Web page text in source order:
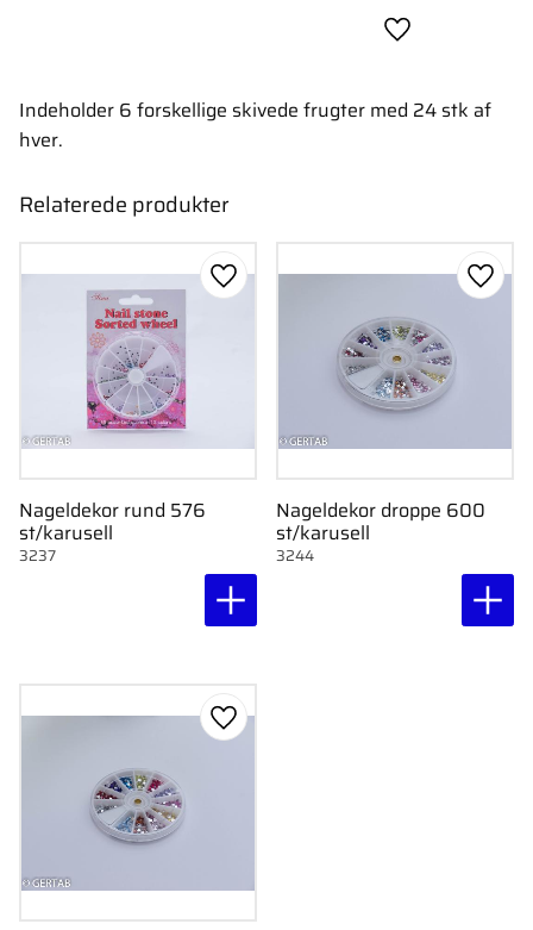
Gem som
Indeholder 6 forskellige skivede frugter med 24 stk af
hver.
Relaterede produkter
Nageldekor rund 576
st/karusell
3237
Gem som favorit
Nageldekor droppe 600
st/karusell
3244
Gem
Gem som favorit